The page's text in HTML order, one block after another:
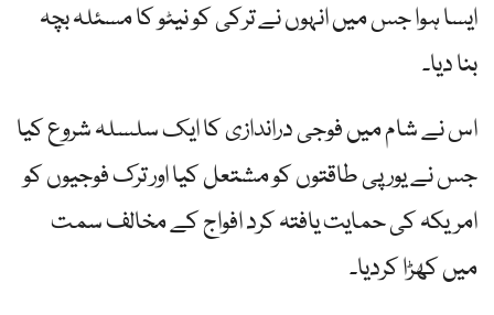
ایسا ہوا جس میں انہوں نے ترکی کو نیٹو کا مسئلہ بچہ
بنا دیا۔
اس نے شام میں فوجی دراندازی کا ایک سلسلہ شروع کیا
جس نے یورپی طاقتوں کو مشتعل کیا اور ترک فوجیوں کو
امریکہ کی حمایت یافتہ کرد افواج کے مخالف سمت
میں کھڑا کردیا۔